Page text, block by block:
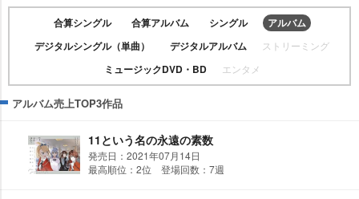
合算シングル 合算アルバム シングル
アルバム
デジタルシングル（単曲）
デジタルアルバム ストリーミング
ミュージックDVD・BD エンタメ
アルバム売上TOP3作品
11という名の永遠の素数
発売日：2021年07月14日
最高順位：2位 登場回数：7週